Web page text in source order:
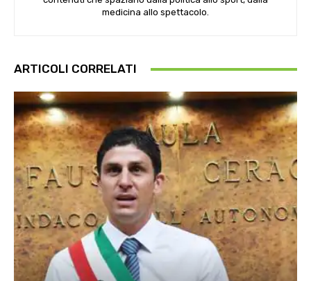
medicina allo spettacolo.
ARTICOLI CORRELATI